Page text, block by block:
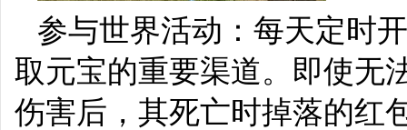
参与世界活动：每天定时
取元宝的重要渠道。即使无
伤害后，其死亡时掉落的红